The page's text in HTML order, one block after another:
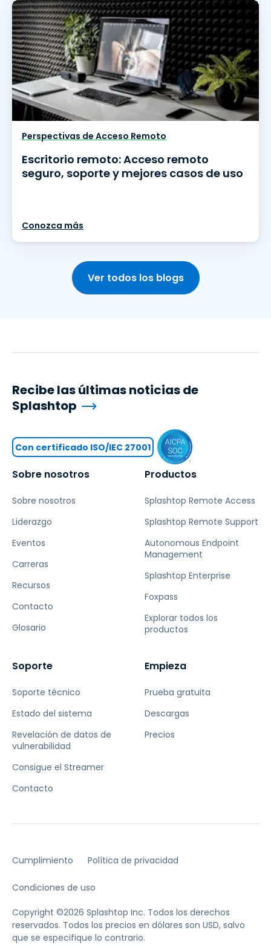
Perspectivas de Acceso Remoto
Escritorio remoto: Acceso remoto
seguro, soporte y mejores casos de uso
Conozca más
Ver todos los blogs
Sobre nosotros
Sobre nosotros
Liderazgo
Eventos
Carreras
Recursos
Contacto
Glosario
Productos
Splashtop Remote Access
Splashtop Remote Support
Autonomous Endpoint
Management
Splashtop Enterprise
Foxpass
Explorar todos los
productos
Soporte
Soporte técnico
Estado del sistema
Revelación de datos de
vulnerabilidad
Consigue el Streamer
Contacto
Empieza
Prueba gratuita
Descargas
Precios
Recibe las últimas noticias de
Splashtop
Con certificado ISO/IEC 27001
Cumplimiento Política de privacidad
Condiciones de uso
Copyright ©2026 Splashtop Inc. Todos los derechos
reservados. Todos los precios en dólares son USD, salvo
que se especifique lo contrario.